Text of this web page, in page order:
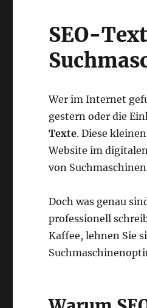
SEO-
Wer im Internet
gestern oder die
Texte. Diese
Website im
von
Doch was genau
professionell
Kaffee, lehnen Sie